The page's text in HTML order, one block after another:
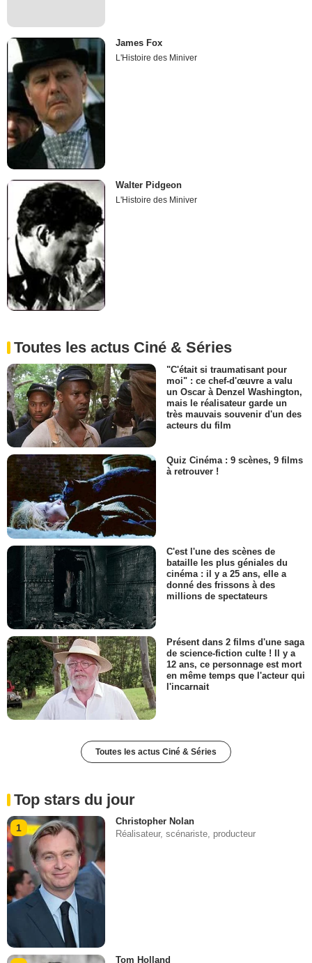
James Fox
L'Histoire des Miniver
Walter Pidgeon
L'Histoire des Miniver
Toutes les actus Ciné & Séries
"C'était si traumatisant pour
moi" : ce chef-d'œuvre a valu
un Oscar à Denzel Washington,
mais le réalisateur garde un
très mauvais souvenir d'un des
acteurs du film
Quiz Cinéma : 9 scènes, 9 films
à retrouver !
C'est l'une des scènes de
bataille les plus géniales du
cinéma : il y a 25 ans, elle a
donné des frissons à des
millions de spectateurs
Présent dans 2 films d'une saga
de science-fiction culte ! Il y a
12 ans, ce personnage est mort
en même temps que l'acteur qui
l'incarnait
Toutes les actus Ciné & Séries
Top stars du jour
1
Christopher Nolan
Réalisateur, scénariste, producteur
Tom Holland